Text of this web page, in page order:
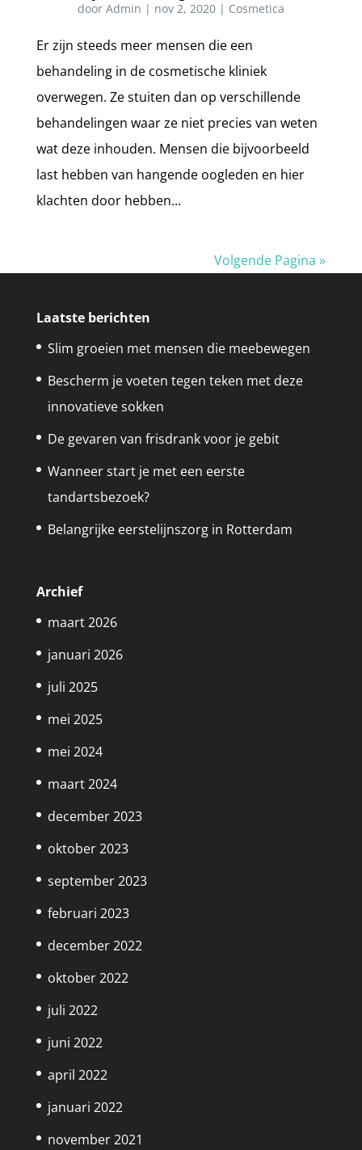
door Admin | nov 2, 2020| Cosmetica
Er zijn steeds meer mensen die een
behandeling in de cosmetische kliniek
overwegen. Ze stuiten dan op verschillende
behandelingen waar ze niet precies van weten
wat deze inhouden. Mensen die bijvoorbeeld
last hebben van hangende oogleden en hier
klachten door hebben...
Volgende Pagina »
Laatste berichten
Slim groeien met mensen die meebewegen
Bescherm je voeten tegen teken met deze
innovatieve sokken
De gevaren van frisdrank voor je gebit
Wanneer start je met een eerste
tandartsbezoek?
Belangrijke eerstelijnszorg in Rotterdam
Archief
maart 2026
januari 2026
juli 2025
mei 2025
mei 2024
maart 2024
december 2023
oktober 2023
september 2023
februari 2023
december 2022
oktober 2022
juli 2022
juni 2022
april 2022
januari 2022
november 2021